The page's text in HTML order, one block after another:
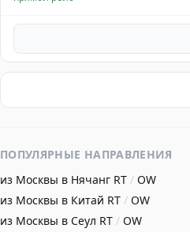
ПОПУЛЯРНЫЕ НАПРАВЛЕНИЯ
из Москвы в Нячанг RT / OW
из Москвы в Китай RT / OW
из Москвы в Сеул RT / OW